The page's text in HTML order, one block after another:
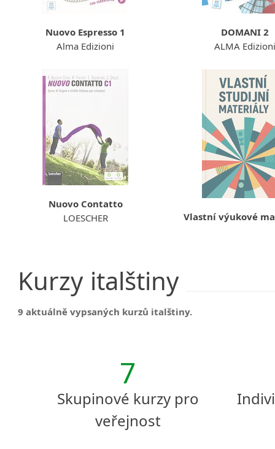
Nuovo Espresso 1
Alma Edizioni
DOMANI 2
ALMA
Nuovo Contatto
LOESCHER
Vlastní výukové
Kurzy italštiny
9 aktuálně vypsaných kurzů italštiny.
7
Skupinové kurzy pro
veřejnost